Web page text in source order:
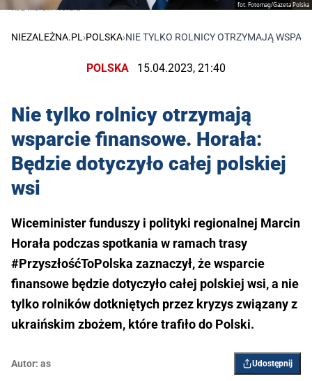
fot. Fotomag/Gazeta Polska
N/z Marcin Horala
NIEZALEŻNA.PL ›POLSKA›NIE TYLKO ROLNICY OTRZYMAJĄ
POLSKA 15.04.2023, 21:40
Nie tylko rolnicy otrzymają
wsparcie finansowe. Horała:
Będzie dotyczyło całej polskiej
wsi
Wiceminister funduszy i polityki regionalnej Marcin
Horała podczas spotkania w ramach trasy
#PrzyszłośćToPolska zaznaczył, że wsparcie
finansowe będzie dotyczyło całej polskiej wsi, a nie
tylko rolników dotkniętych przez kryzys związany z
ukraińskim zbożem, które trafiło do Polski.
Autor: as Udostępnij